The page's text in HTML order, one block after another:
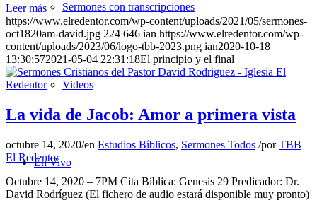
Sermones con transcripciones
Videos
En Vivo
Leer más
https://www.elredentor.com/wp-content/uploads/2021/05/sermones-
oct1820am-david.jpg 224 646 ian https://www.elredentor.com/wp-
content/uploads/2023/06/logo-tbb-2023.png ian2020-10-18
13:30:572021-05-04 22:31:18El principio y el final
La vida de Jacob: Amor a primera vista
octubre 14, 2020/en Estudios Bíblicos, Sermones Todos /porTBB
El Redentor
Octubre 14, 2020 – 7PM Cita Bíblica: Genesis 29 Predicador: Dr.
David Rodríguez (El fichero de audio estará disponible muy pronto)